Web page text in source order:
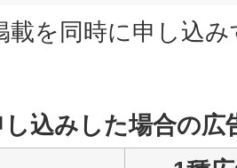
載を同時に申し込
込みした場合の広